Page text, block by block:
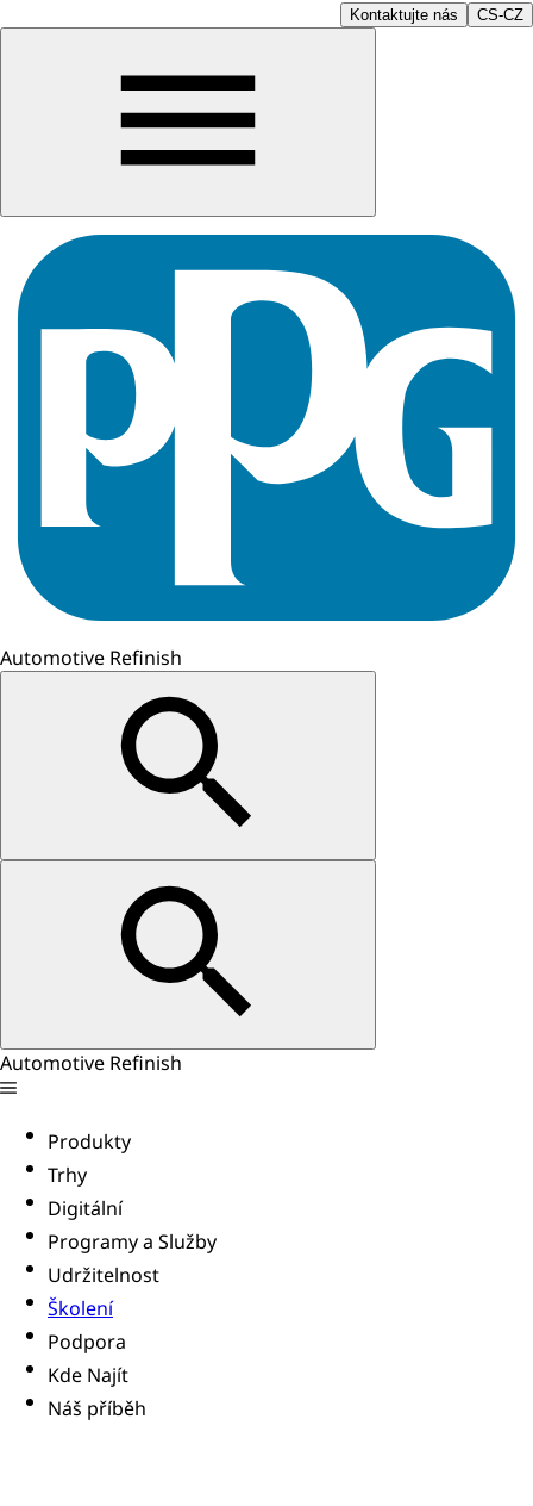
Kontaktujte nás CS-CZ
Automotive Refinish
Automotive Refinish
Produkty
Trhy
Digitální
Programy a Služby
Udržitelnost
Školení
Podpora
Kde Najít
Náš příběh